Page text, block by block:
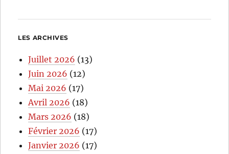
LES ARCHIVES
Juillet 2026 (13)
Juin 2026 (12)
Mai 2026 (17)
Avril 2026 (18)
Mars 2026 (18)
Février 2026 (17)
Janvier 2026 (17)